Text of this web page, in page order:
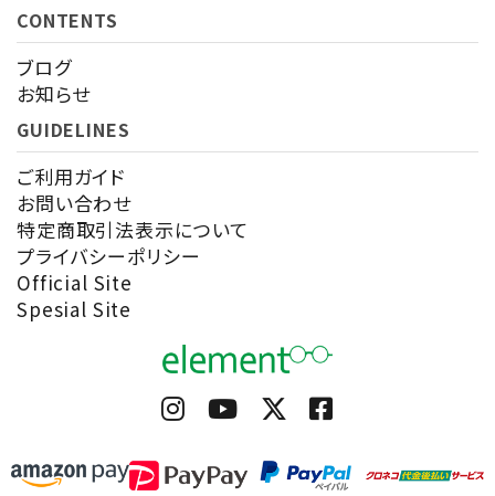
CONTENTS
ブログ
お知らせ
GUIDELINES
ご利用ガイド
お問い合わせ
特定商取引法表示について
プライバシーポリシー
Official Site
Spesial Site